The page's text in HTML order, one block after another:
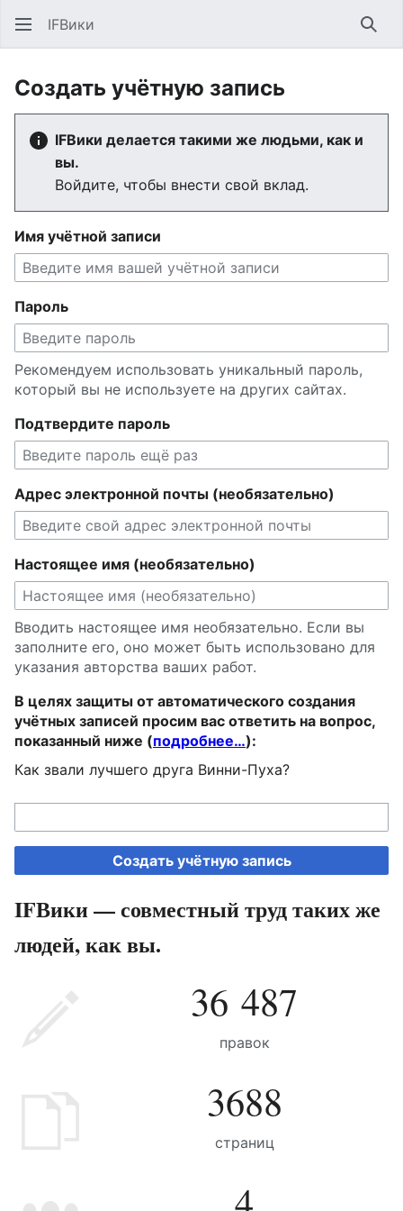
IFВики
Создать учётную запись
IFВики делается такими же людьми, как и
вы.
Войдите, чтобы внести свой вклад.
Имя учётной записи
Пароль
Рекомендуем использовать уникальный пароль,
который вы не используете на других сайтах.
Подтвердите пароль
Адрес электронной почты (необязательно)
Настоящее имя (необязательно)
Вводить настоящее имя необязательно. Если вы
заполните его, оно может быть использовано для
указания авторства ваших работ.
В целях защиты от автоматического создания
учётных записей просим вас ответить на вопрос,
показанный ниже (подробнее…):
Как звали лучшего друга Винни-Пуха?
Создать учётную запись
IFВики — совместный труд таких же
людей, как вы.
36 487
правок
3688
страниц